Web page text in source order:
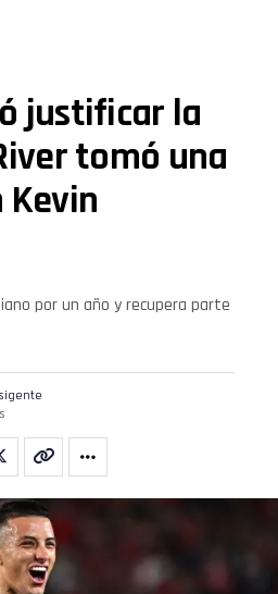
justificar la
tomó una
Kevin
por un año y recupera parte